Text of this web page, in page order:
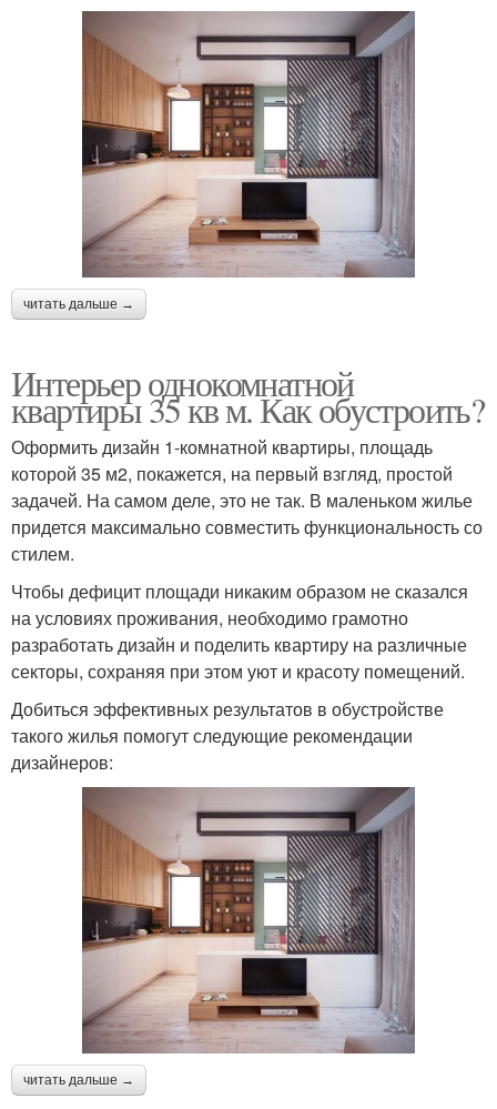
читать дальше →
Интерьер однокомнатной
квартиры 35 кв м. Как обустроить?
Оформить дизайн 1-комнатной квартиры, площадь
которой 35 м2, покажется, на первый взгляд, простой
задачей. На самом деле, это не так. В маленьком жилье
придется максимально совместить функциональность со
стилем.
Чтобы дефицит площади никаким образом не сказался
на условиях проживания, необходимо грамотно
разработать дизайн и поделить квартиру на различные
секторы, сохраняя при этом уют и красоту помещений.
Добиться эффективных результатов в обустройстве
такого жилья помогут следующие рекомендации
дизайнеров:
читать дальше →